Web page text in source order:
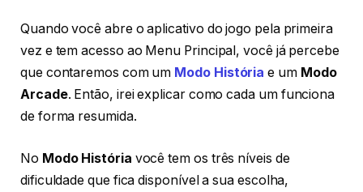
Quando você abre o aplicativo do jogo pela primeira
vez e tem acesso ao Menu Principal, você já percebe
que contaremos com um Modo História e um Modo
Arcade. Então, irei explicar como cada um funciona
de forma resumida.
No Modo História você tem os três níveis de
dificuldade que fica disponível a sua escolha,